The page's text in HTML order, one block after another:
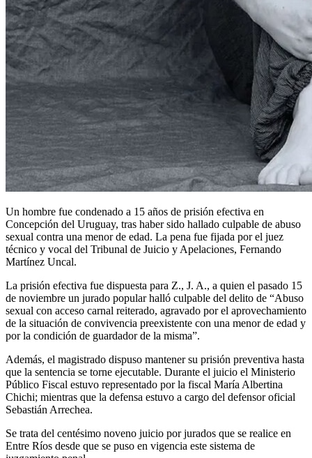
Un hombre fue condenado a 15 años de prisión efectiva en
Concepción del Uruguay, tras haber sido hallado culpable de abuso
sexual contra una menor de edad. La pena fue fijada por el juez
técnico y vocal del Tribunal de Juicio y Apelaciones, Fernando
Martínez Uncal.
La prisión efectiva fue dispuesta para Z., J. A., a quien el pasado 15
de noviembre un jurado popular halló culpable del delito de “Abuso
sexual con acceso carnal reiterado, agravado por el aprovechamiento
de la situación de convivencia preexistente con una menor de edad y
por la condición de guardador de la misma”.
Además, el magistrado dispuso mantener su prisión preventiva hasta
que la sentencia se torne ejecutable. Durante el juicio el Ministerio
Público Fiscal estuvo representado por la fiscal María Albertina
Chichi; mientras que la defensa estuvo a cargo del defensor oficial
Sebastián Arrechea.
Se trata del centésimo noveno juicio por jurados que se realice en
Entre Ríos desde que se puso en vigencia este sistema de